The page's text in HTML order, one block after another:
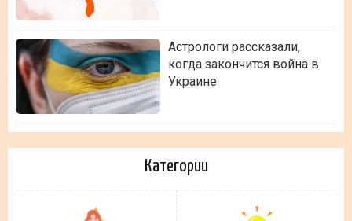
Астрологи рассказали,
когда закончится война в
Украине
Категории